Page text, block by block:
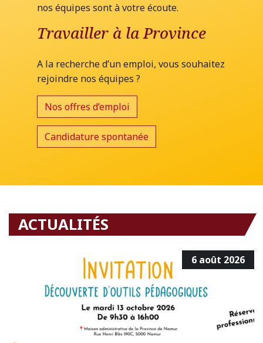
nos équipes sont à votre écoute.
Travailler à la Province
A la recherche d’un emploi, vous souhaitez
rejoindre nos équipes ?
Nos offres d’emploi
Candidature spontanée
ACTUALITÉS
6 août 2026